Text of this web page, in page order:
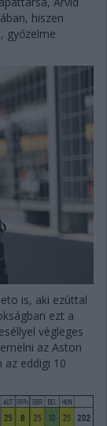
hiszen
győzelme
is, aki ezúttal
ezt a
végleges
az Aston
eddigi 10